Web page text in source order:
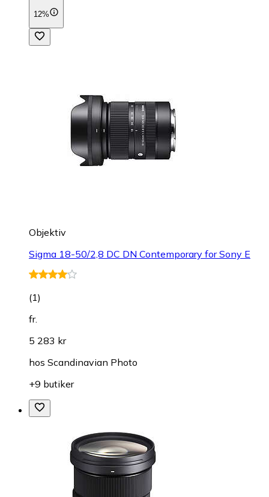
12%
Objektiv
Sigma 18-50/2,8 DC DN Contemporary for Sony E
(1)
fr.
5 283 kr
hos Scandinavian Photo
+9 butiker